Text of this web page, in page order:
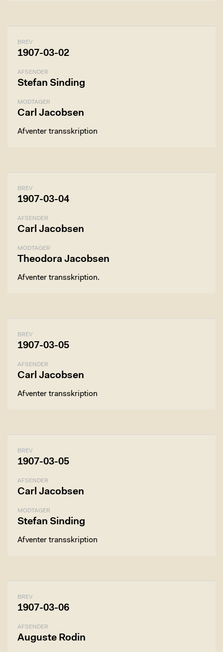
BREV
1907-03-02
AFSENDER
Stefan Sinding
MODTAGER
Carl Jacobsen
Afventer transskription
BREV
1907-03-04
AFSENDER
Carl Jacobsen
MODTAGER
Theodora Jacobsen
Afventer transskription.
BREV
1907-03-05
AFSENDER
Carl Jacobsen
Afventer transskription
BREV
1907-03-05
AFSENDER
Carl Jacobsen
MODTAGER
Stefan Sinding
Afventer transskription
BREV
1907-03-06
AFSENDER
Auguste Rodin